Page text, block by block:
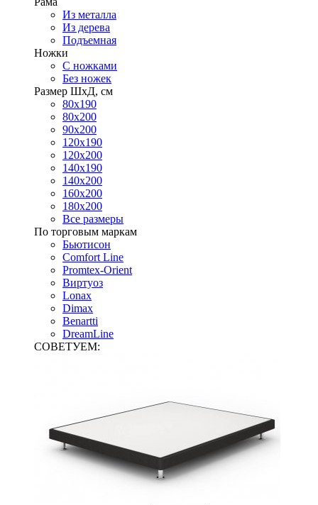
Из металла
Из дерева
Подъемная
Ножки
С ножками
Без ножек
Размер ШхД, см
80х190
80х200
90х200
120х190
120х200
140х190
140х200
160х200
180х200
Все размеры
По торговым маркам
Бьютисон
Comfort Line
Promtex-Orient
Виртуоз
Lonax
Dimax
Benartti
DreamLine
СОВЕТУЕМ: